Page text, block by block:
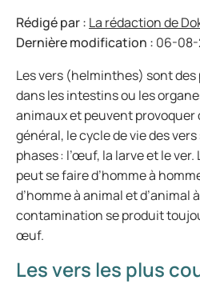
Rédigé par : La rédaction de
Dernière modification : 06-
Les vers (helminthes) sont
dans les intestins ou les
animaux et peuvent provoquer
général, le cycle de vie des
phases : l’œuf, la larve et le ver.
peut se faire d’homme à
d’homme à animal et d’animal
contamination se produit
œuf.
Les vers les plus